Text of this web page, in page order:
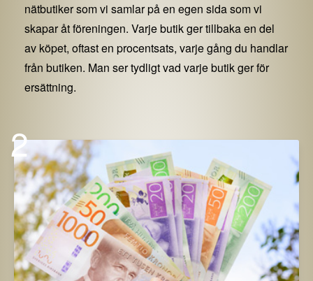
nätbutiker som vi samlar på en egen sida som vi
skapar åt föreningen. Varje butik ger tillbaka en del
av köpet, oftast en procentsats, varje gång du handlar
från butiken. Man ser tydligt vad varje butik ger för
ersättning.
2